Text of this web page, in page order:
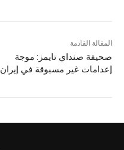
المقالة القادمة
صحيفة صنداي تايمز: موجة
إعدامات غير مسبوقة في إيران